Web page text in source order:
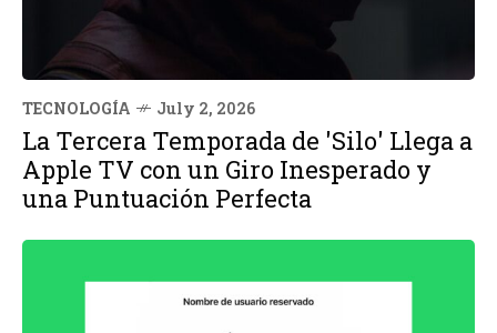
TECNOLOGÍA July 2, 2026
La Tercera Temporada de 'Silo' Llega a
Apple TV con un Giro Inesperado y
una Puntuación Perfecta